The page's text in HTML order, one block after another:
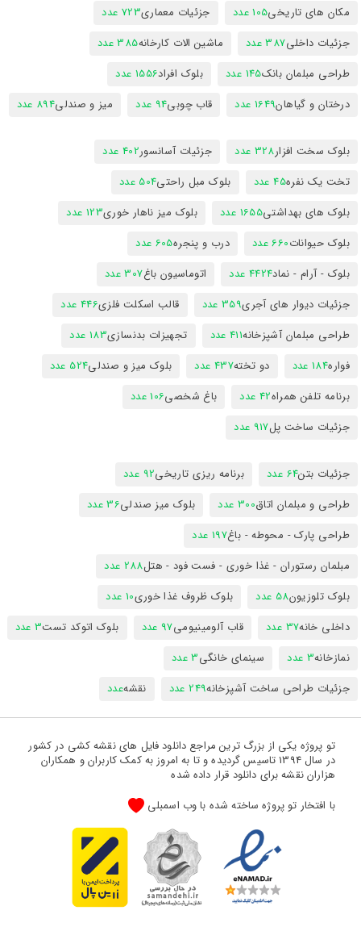
مکان های تاریخی105 عدد جزئیات معماری723 عدد
جزئیات داخلی387 عدد ماشین الات کارخانه385 عدد
طراحی مبلمان بانک145 عدد بلوک افراد1556 عدد
درختان و گیاهان1649 عدد قاب چوبی94 عدد میز و صندلی894 عدد
بلوک سخت افزار328 عدد جزئیات آسانسور402 عدد
تخت یک نفره45 عدد بلوک مبل راحتی504 عدد
بلوک های بهداشتی1655 عدد بلوک میز ناهار خوری123 عدد
بلوک حیوانات660 عدد درب و پنجره605 عدد
بلوک - آرام - نماد4424 عدد اتوماسیون باغ307 عدد
جزئیات دیوار های آجری359 عدد قالب اسکلت فلزی446 عدد
طراحی مبلمان آشپزخانه411 عدد تجهیزات بدنسازی183 عدد
فواره184 عدد دو تخته437 عدد بلوک میز و صندلی524 عدد
برنامه تلفن همراه42 عدد باغ شخصی106 عدد
جزئیات ساخت پل917 عدد
جزئیات بتن64 عدد برنامه ریزی تاریخی92 عدد
طراحی و مبلمان اتاق300 عدد بلوک میز صندلی36 عدد
طراحی پارک - محوطه - باغ197 عدد
مبلمان رستوران - غذا خوری - فست فود - هتل288 عدد
بلوک تلوزیون58 عدد بلوک ظروف غذا خوری10 عدد
داخلی خانه37 عدد قاب آلومینیومی97 عدد بلوک اتوکد تست3 عدد
نمازخانه3 عدد سینمای خانگی3 عدد
جزئیات طراحی ساخت آشپزخانه249 عدد نقشهعدد
تو پروژه یکی از بزرگ ترین مراجع دانلود فایل های نقشه کشی در کشور
در سال 1394 تاسیس گردیده و تا به امروز به کمک کاربران و همکاران
هزاران نقشه برای دانلود قرار داده شده
با افتخار تو پروژه ساخته شده با وب اسمبلی